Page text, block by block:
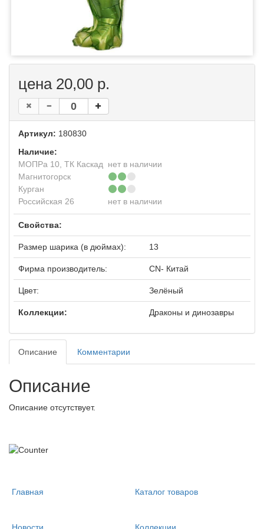
цена 20,00 р.
Артикул: 180830
Наличие:
МОПРа 10, ТК Каскад нет в наличии
Магнитогорск
Курган
Российская 26
нет в наличии
Свойства:
Размер шарика (в дюймах): 13
Фирма производитель: CN- Китай
Цвет: Зелёный
Коллекции: Драконы и динозавры
Описание Комментарии
Описание
Описание отсутствует.
Главная Каталог товаров
Новости Коллекции